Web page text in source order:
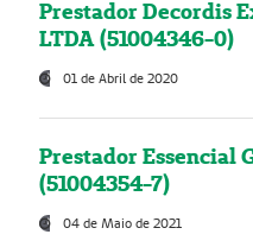
Prestador Decordis
LTDA (51004346-0)
01 de Abril de 2020
Prestador Essencial
(51004354-7)
04 de Maio de 2021